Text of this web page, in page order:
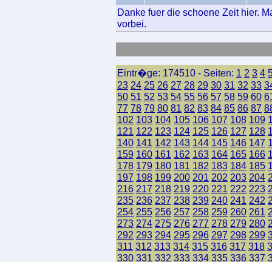
Danke fuer die schoene Zeit hier.
vorbei.
Eintr�ge: 174510 - Seiten: 1 2 3 4
23 24 25 26 27 28 29 30 31 32 33
50 51 52 53 54 55 56 57 58 59 60
77 78 79 80 81 82 83 84 85 86 87
102 103 104 105 106 107 108 109
121 122 123 124 125 126 127 128
140 141 142 143 144 145 146 147
159 160 161 162 163 164 165 166
178 179 180 181 182 183 184 185
197 198 199 200 201 202 203 204
216 217 218 219 220 221 222 223
235 236 237 238 239 240 241 242
254 255 256 257 258 259 260 261
273 274 275 276 277 278 279 280
292 293 294 295 296 297 298 299
311 312 313 314 315 316 317 318
330 331 332 333 334 335 336 337